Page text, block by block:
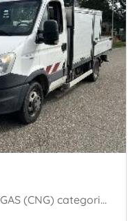
50C14G openlaadbak AARDGAS (CNG) categorie C rijbewijs, airco